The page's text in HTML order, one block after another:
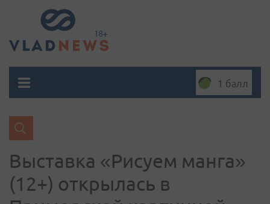
1 балл
Выставка «Рисуем манга»
(12+) открылась в